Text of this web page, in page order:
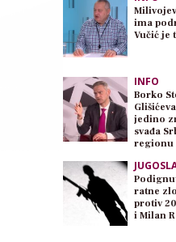
ima
Vučić je
INFO
Borko
jedino
svađa
regionu
ratne
protiv
i Milan